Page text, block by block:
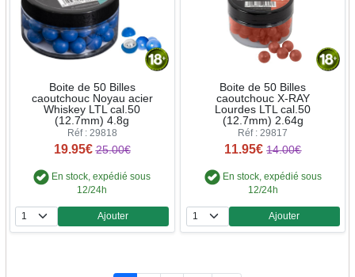
Boite de 50 Billes
caoutchouc Noyau acier
Whiskey LTL cal.50
(12.7mm) 4.8g
Réf : 29818
19.95€ 25.00€
En stock, expédié sous
12/24h
Quantité
Ajouter
Boite de 50 Billes
caoutchouc X-RAY
Lourdes LTL cal.50
(12.7mm) 2.64g
Réf : 29817
11.95€ 14.00€
En stock, expédié sous
12/24h
Quantité
Ajouter